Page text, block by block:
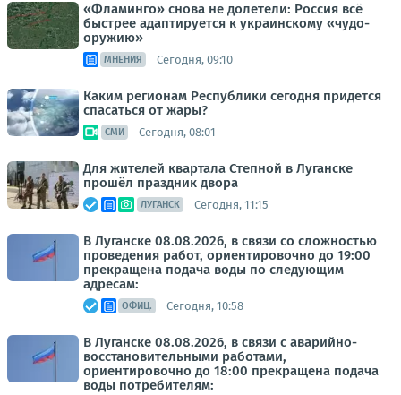
«Фламинго» снова не долетели: Россия всё
быстрее адаптируется к украинскому «чудо-
оружию»
МНЕНИЯ Сегодня, 09:10
Каким регионам Республики сегодня придется
спасаться от жары?
СМИ Сегодня, 08:01
Для жителей квартала Степной в Луганске
прошёл праздник двора
ЛУГАНСК Сегодня, 11:15
В Луганске 08.08.2026, в связи со сложностью
проведения работ, ориентировочно до 19:00
прекращена подача воды по следующим
адресам:
ОФИЦ. Сегодня, 10:58
В Луганске 08.08.2026, в связи с аварийно-
восстановительными работами,
ориентировочно до 18:00 прекращена подача
воды потребителям: